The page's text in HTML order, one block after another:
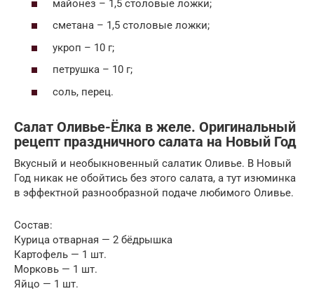
майонез – 1,5 столовые ложки;
сметана – 1,5 столовые ложки;
укроп – 10 г;
петрушка – 10 г;
соль, перец.
Салат Оливье-Ёлка в желе. Оригинальный
рецепт праздничного салата на Новый Год
Вкусный и необыкновенный салатик Оливье. В Новый
Год никак не обойтись без этого салата, а тут изюминка
в эффектной разнообразной подаче любимого Оливье.
Состав:
Курица отварная — 2 бёдрышка
Картофель — 1 шт.
Морковь — 1 шт.
Яйцо — 1 шт.